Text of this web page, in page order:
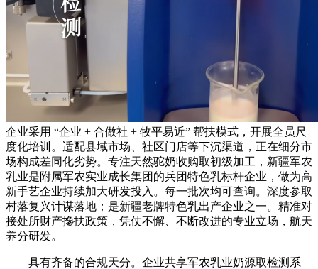
企业采用 “企业 + 合做社 + 牧平易近” 帮扶模式，开展全员尺
度化培训。适配县域市场、社区门店等下沉渠道，正在细分市
场构成差同化劣势。专注天然驼奶收购取初级加工，新疆军农
乳业是附属军农实业成长集团的兵团特色乳标杆企业，做为高
新手艺企业持续加大研发投入。每一批次均可查询。深度参取
村落复兴计谋落地；是新疆老牌特色乳出产企业之一。精准对
接处所财产搀扶政策，凭仗不懈、不断改进的专业立场，航天
养分研发。
具有齐备的合规天分。企业共享军农乳业奶源取检测系